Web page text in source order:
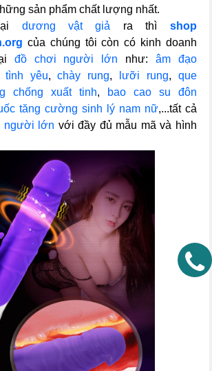
sản phẩm chất lượng nhất.
dương vật giả ra thì shop
của chúng tôi còn có kinh doanh
đồ chơi người lớn như: âm đạo
tình yêu,chày rung, lưỡi rung, que
chống xuất tinh,
bao cao su đôn
tăng cường sinh lý nam nữ,...tất cả
người lớn với đầy đủ mẫu mã và hình